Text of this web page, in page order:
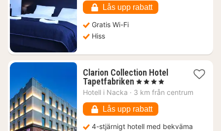
1028
kr.
Lås upp rabatt
Gratis Wi-Fi
Hiss
Clarion Collection Hotel
Tapetfabriken 1
natt
1040
kr.
, 4 Stjärnor
Hotell i Nacka · 3 km från centrum
Lås upp rabatt
4-stjärnigt hotell med bekväma